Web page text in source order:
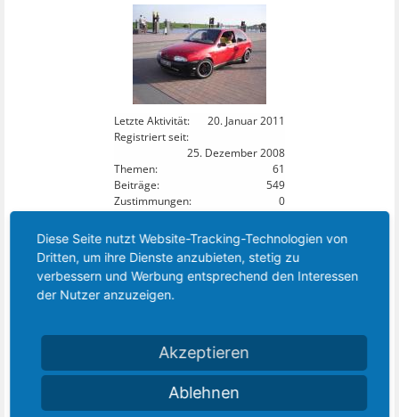
Letzte Aktivität:
20. Januar 2011
Registriert seit:
25. Dezember 2008
Themen:
61
Beiträge:
549
Zustimmungen:
0
DIESES MITGLIED FOLGT: 14
Alle anzeigen
Diese Seite nutzt Website-Tracking-Technologien von
Dritten, um ihre Dienste anzubieten, stetig zu
verbessern und Werbung entsprechend den Interessen
der Nutzer anzuzeigen.
Akzeptieren
Ablehnen